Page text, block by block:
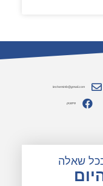
lesheminfo@gmail.com
פייסבוק
שאלה